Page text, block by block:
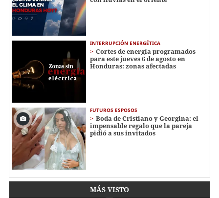
INTERRUPCIÓN ENERGÉTICA
Cortes de energía programados
para este jueves 6 de agosto en
Honduras: zonas afectadas
FUTUROS ESPOSOS
Boda de Cristiano y Georgina: el
impensable regalo que la pareja
pidió a sus invitados
MÁS VISTO